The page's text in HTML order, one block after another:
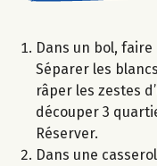
Dans un bol,
Séparer les
râper les zestes
découper 3
Réserver.
Dans une